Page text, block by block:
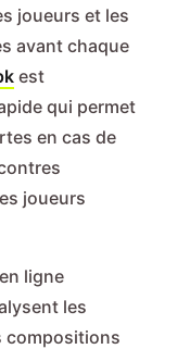
joueurs et les
avant chaque
est
qui permet
en cas de
joueurs
ligne
les
compositions